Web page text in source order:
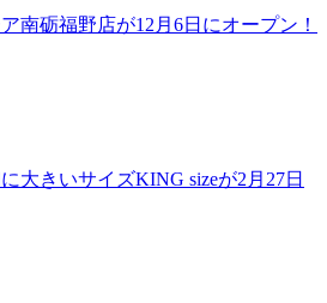
南砺福野店が12月6日にオープン！
大きいサイズKING sizeが2月27日